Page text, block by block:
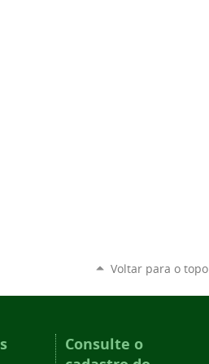
Voltar para o topo
Consulte o